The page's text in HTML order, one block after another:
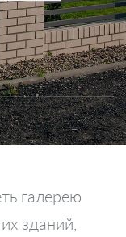
галерею
зданий,